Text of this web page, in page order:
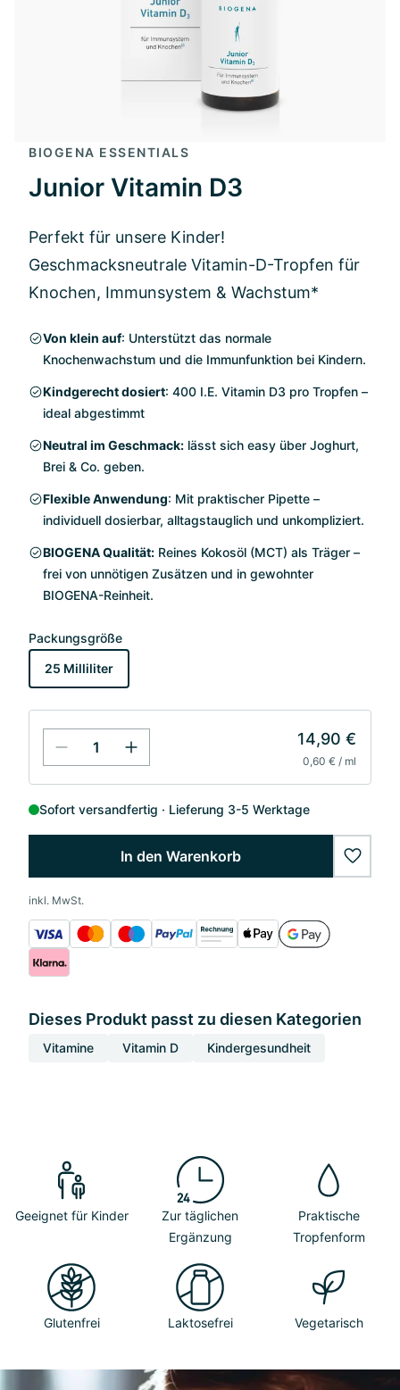
BIOGENA ESSENTIALS
Junior Vitamin D3
Perfekt für unsere Kinder!
Geschmacksneutrale Vitamin-D-Tropfen für
Knochen, Immunsystem & Wachstum*
Von klein auf: Unterstützt das normale
Knochenwachstum und die Immunfunktion bei Kindern.
Kindgerecht dosiert: 400 I.E. Vitamin D3 pro Tropfen –
ideal abgestimmt
Neutral im Geschmack: lässt sich easy über Joghurt,
Brei & Co. geben.
Flexible Anwendung: Mit praktischer Pipette –
individuell dosierbar, alltagstauglich und unkompliziert.
BIOGENA Qualität: Reines Kokosöl (MCT) als Träger –
frei von unnötigen Zusätzen und in gewohnter
BIOGENA-Reinheit.
Packungsgröße
25 Milliliter
14,90 €
0,60 € / ml
Sofort versandfertig Lieferung 3-5 Werktage
In den Warenkorb
inkl. MwSt.
Dieses Produkt passt zu diesen Kategorien
Vitamine Vitamin D Kindergesundheit
Geeignet für Kinder
Zur täglichen
Ergänzung
Praktische
Tropfenform
Glutenfrei Laktosefrei Vegetarisch